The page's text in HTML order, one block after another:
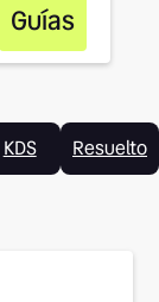
Guías
KDS Resuelto